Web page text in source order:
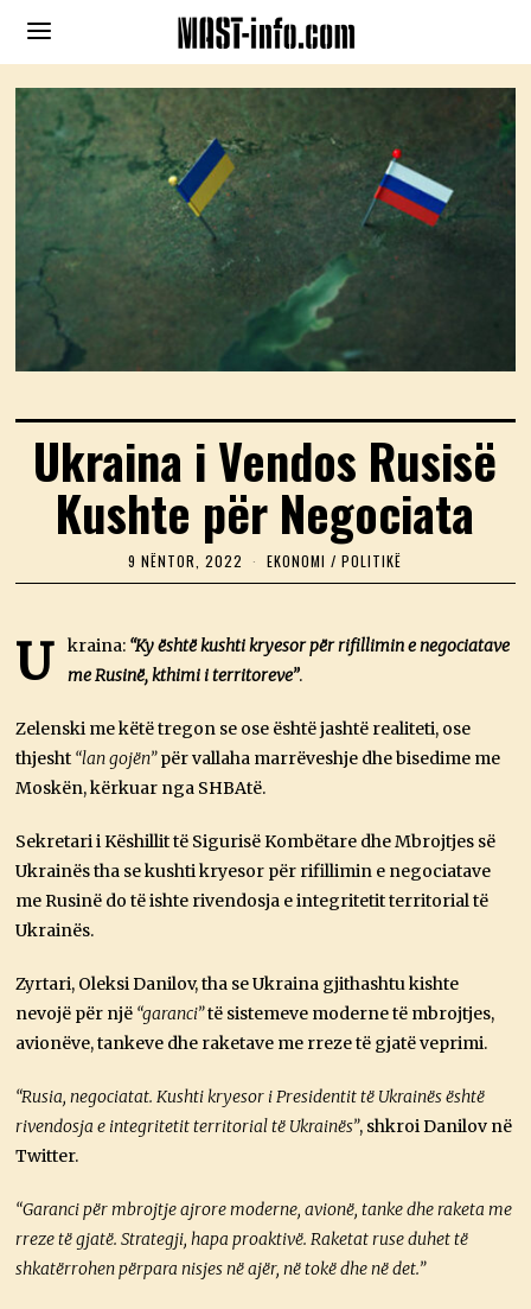
Ukraina i Vendos Rusisë
Kushte për Negociata
9 NËNTOR, 2022
N
T
O
R
0
2
2
EKONOMI / POLITIKË
U kraina: “Ky është kushti kryesor për rifillimin e negociatave
me Rusinë, kthimi i territoreve”.
Zelenski me këtë tregon se ose është jashtë realiteti, ose
thjesht “lan gojën”për vallaha marrëveshje dhe bisedime me
Moskën, kërkuar nga SHBAtë.
Sekretari i Këshillit të Sigurisë Kombëtare dhe Mbrojtjes së
Ukrainës tha se kushti kryesor për rifillimin e negociatave
me Rusinë do të ishte rivendosja e integritetit territorial të
Ukrainës.
Zyrtari, Oleksi Danilov, tha se Ukraina gjithashtu kishte
nevojë për një “garanci”të sistemeve moderne të mbrojtjes,
avionëve, tankeve dhe raketave me rreze të gjatë veprimi.
“Rusia, negociatat. Kushti kryesor i Presidentit të Ukrainës është
rivendosja e integritetit territorial të Ukrainës”, shkroi Danilov në
Twitter.
“Garanci për mbrojtje ajrore moderne, avionë, tanke dhe raketa me
rreze të gjatë. Strategji, hapa proaktivë. Raketat ruse duhet të
shkatërrohen përpara nisjes në ajër, në tokë dhe në det.”